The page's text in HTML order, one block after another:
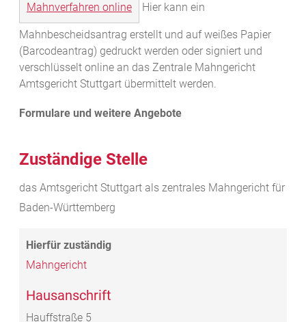
Mahnverfahren online Hier kann ein
Mahnbescheidsantrag erstellt und auf weißes Papier
(Barcodeantrag) gedruckt werden oder signiert und
verschlüsselt online an das Zentrale Mahngericht
Amtsgericht Stuttgart übermittelt werden.
Zuständige Stelle
das Amtsgericht Stuttgart als zentrales Mahngericht für
Baden-Württemberg
Mahngericht
Hausanschrift
Hauffstraße 5